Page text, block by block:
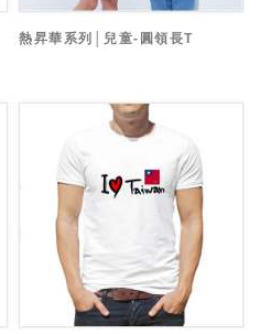
熱昇華系列│兒童-圓領長T